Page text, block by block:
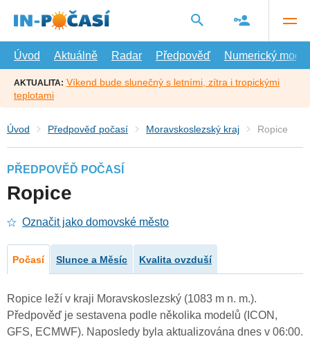
hlavní
Úvod
Aktuálně Radar Předpověď Numerický model
AKTUALITA: Víkend bude slunečný s letními, zítra i tropickými
teplotami
Úvod Předpověď počasí Moravskoslezský kraj Ropice
PŘEDPOVĚĎ POČASÍ
Ropice
Označit jako domovské město
Počasí Slunce a Měsíc Kvalita ovzduší
Ropice leží v kraji Moravskoslezský (1083 m n. m.).
Předpověď je sestavena podle několika modelů (ICON,
GFS, ECMWF). Naposledy byla aktualizována dnes v 06:00.